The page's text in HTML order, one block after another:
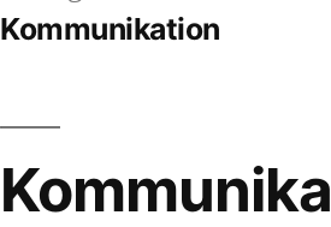
Kommunikation